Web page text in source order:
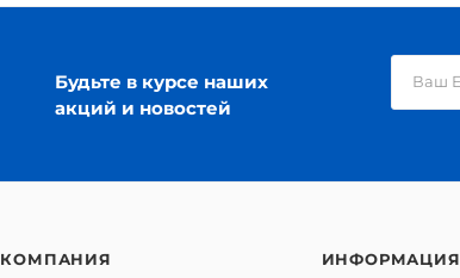
Будьте в курсе наших
акций и новостей
КОМПАНИЯ ИНФОРМАЦИЯ